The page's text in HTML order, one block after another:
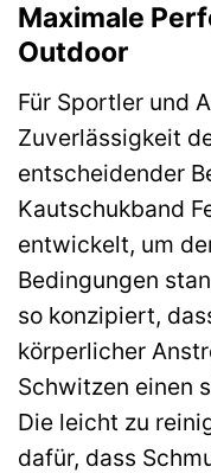
Maximale
Outdoor
Für Sportler und
Zuverlässigkeit
entscheidender
Kautschukband
entwickelt, um
Bedingungen
so konzipiert,
körperlicher
Schwitzen einen
Die leicht zu
dafür, dass